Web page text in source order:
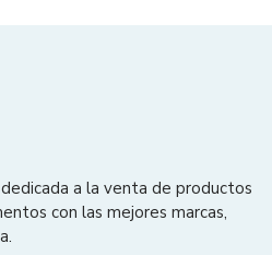
a la venta de productos
con las mejores marcas,